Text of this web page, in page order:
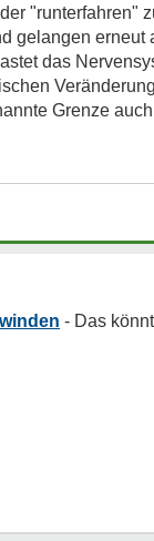
"runterfahren"
gelangen erneut
das
Grenze